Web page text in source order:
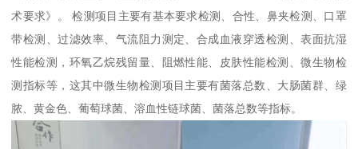
术要求》。 检测项目主要有基本要求检测、合性、鼻夹检测、口罩
带检测、过滤效率、气流阻力测定、合成血液穿透检测、表面抗湿
性能检测，环氧乙烷残留量、阻燃性能、皮肤性能检测、微生物检
测指标等，这其中微生物检测项目主要有菌落总数、大肠菌群、绿
脓、黄金色、葡萄球菌、溶血性链球菌、菌落总数等指标。